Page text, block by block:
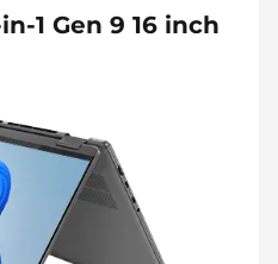
1 Gen 9 16 inch